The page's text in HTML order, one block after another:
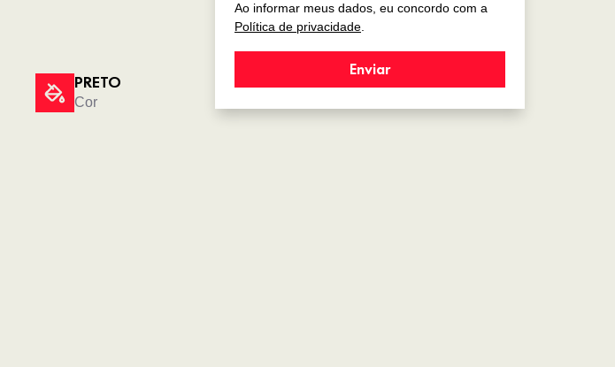
Ao informar meus dados, eu concordo com a
Política de privacidade.
Enviar
PRETO
Cor